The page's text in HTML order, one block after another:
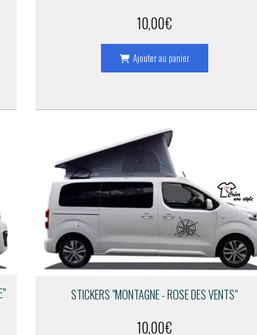
10,00€
Ajouter au panier
STICKERS "MONTAGNE - ROSE DES VENTS"
10,00€